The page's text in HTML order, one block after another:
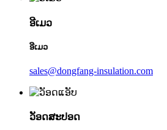
ອີເມວ
ອີເມວ
sales@dongfang-insulation.com
ວັອດສະປອດ